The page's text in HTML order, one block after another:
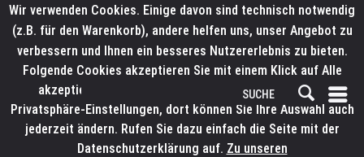
Wir verwenden Cookies. Einige davon sind technisch notwendig
(z.B. für den Warenkorb), andere helfen uns, unser Angebot zu
verbessern und Ihnen ein besseres Nutzererlebnis zu bieten.
Folgende Cookies akzeptieren Sie mit einem Klick auf Alle
akzeptieren. Weitere Informationen finden Sie in den
Privatsphäre-Einstellungen, dort können Sie Ihre Auswahl auch
jederzeit ändern. Rufen Sie dazu einfach die Seite mit der
Datenschutzerklärung auf. Zu unseren